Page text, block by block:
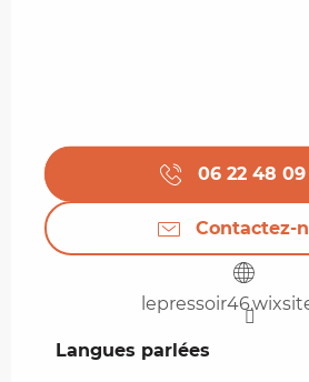
06 22 48 09
Contactez-
Langues parlées
Langues parlées